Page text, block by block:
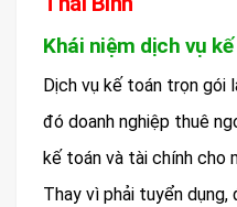
Khái niệm dịch vụ
Dịch vụ kế toán trọn gói
đó doanh nghiệp thuê
kế toán và tài chính cho
Thay vì phải tuyển dụng,